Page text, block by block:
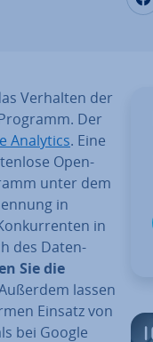
Verhalten der
Der
Analytics. Eine
Open-
unter dem
in
in
des Da­ten­
Sie die
lassen
Einsatz von
bei Google